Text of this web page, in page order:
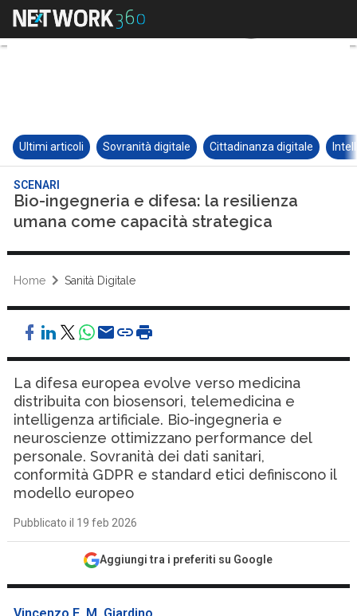
Ultimi articoli Sovranità digitale Cittadinanza digitale
SCENARI
Bio-ingegneria e difesa: la resilienza
umana come capacità strategica
Home Sanità Digitale
La difesa europea evolve verso medicina
distribuita con biosensori, telemedicina e
intelligenza artificiale. Bio-ingegneria e
neuroscienze ottimizzano performance del
personale. Sovranità dei dati sanitari,
conformità GDPR e standard etici definiscono il
modello europeo
Pubblicato il 19 feb 2026
Aggiungi tra i preferiti su Google